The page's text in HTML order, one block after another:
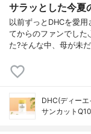
サラッとした今
以前ずっとDHCを愛
てからのファンでし
た?そんな中、母が未
DHC(ディーエ
サンカット